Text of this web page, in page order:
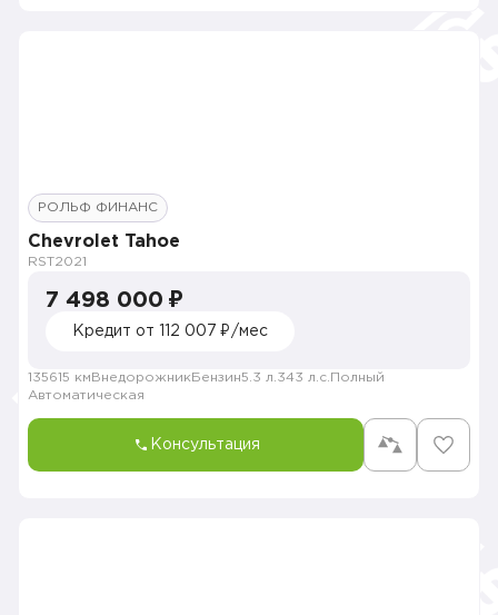
РОЛЬФ ФИНАНС
Chevrolet Tahoe
RST2021
7 498 000 ₽
Кредит от 112 007 ₽/мес
135615 км Внедорожник Бензин5.3 л. 343 л.с. Полный
Автоматическая
Консультация